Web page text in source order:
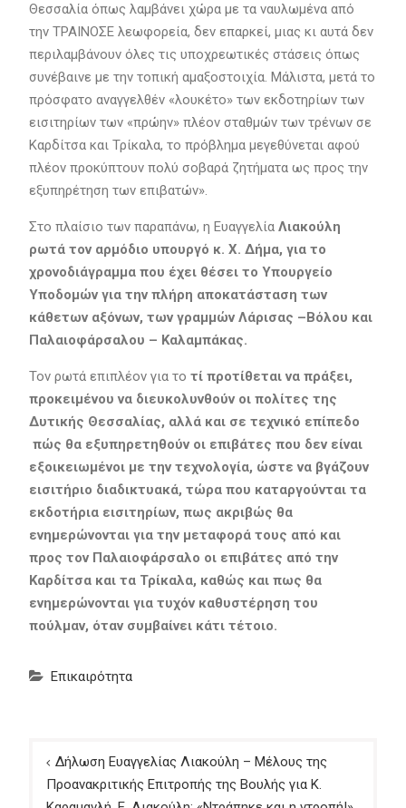
Θεσσαλία όπως λαμβάνει χώρα με τα ναυλωμένα από
την ΤΡΑΙΝΟΣΕ λεωφορεία, δεν επαρκεί, μιας κι αυτά δεν
περιλαμβάνουν όλες τις υποχρεωτικές στάσεις όπως
συνέβαινε με την τοπική αμαξοστοιχία. Μάλιστα, μετά το
πρόσφατο αναγγελθέν «λουκέτο» των εκδοτηρίων των
εισιτηρίων των «πρώην» πλέον σταθμών των τρένων σε
Καρδίτσα και Τρίκαλα, το πρόβλημα μεγεθύνεται αφού
πλέον προκύπτουν πολύ σοβαρά ζητήματα ως προς την
εξυπηρέτηση των επιβατών».
Στο πλαίσιο των παραπάνω, η Ευαγγελία Λιακούλη
ρωτά τον αρμόδιο υπουργό κ. Χ. Δήμα, για το
χρονοδιάγραμμα που έχει θέσει το Υπουργείο
Υποδομών για την πλήρη αποκατάσταση των
κάθετων αξόνων, των γραμμών Λάρισας –Βόλου και
Παλαιοφάρσαλου – Καλαμπάκας.
Τον ρωτά επιπλέον για το τί προτίθεται να πράξει,
προκειμένου να διευκολυνθούν οι πολίτες της
Δυτικής Θεσσαλίας, αλλά και σε τεχνικό επίπεδο
πώς θα εξυπηρετηθούν οι επιβάτες που δεν είναι
εξοικειωμένοι με την τεχνολογία, ώστε να βγάζουν
εισιτήριο διαδικτυακά, τώρα που καταργούνται τα
εκδοτήρια εισιτηρίων, πως ακριβώς θα
ενημερώνονται για την μεταφορά τους από και
προς τον Παλαιοφάρσαλο οι επιβάτες από την
Καρδίτσα και τα Τρίκαλα, καθώς και πως θα
ενημερώνονται για τυχόν καθυστέρηση του
πούλμαν, όταν συμβαίνει κάτι τέτοιο.
Επικαιρότητα
Πλοήγηση
άρθρων
Δήλωση Ευαγγελίας Λιακούλη – Μέλους της
Προανακριτικής Επιτροπής της Βουλής για Κ.